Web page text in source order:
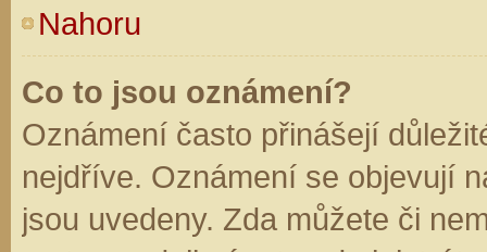
Nahoru
Co to jsou oznámení?
Oznámení často přinášejí
nejdříve. Oznámení se objevují
jsou uvedeny. Zda můžete či